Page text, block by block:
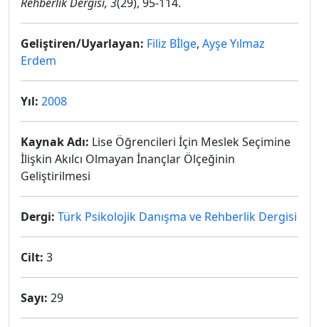
Geliştiren/Uyarlayan: Filiz Bİlge, Ayşe Yılmaz
Erdem
Yıl: 2008
Kaynak Adı: Lise Öğrencileri İçin Meslek Seçimine
İlişkin Akılcı Olmayan İnançlar Ölçeğinin
Geliştirilmesi
Dergi: Türk Psikolojik Danışma ve Rehberlik Dergisi
Cilt: 3
Sayı: 29